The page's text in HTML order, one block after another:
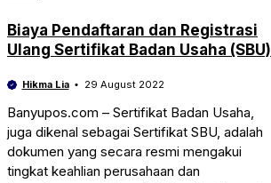
Biaya Pendaftaran dan Registrasi
Ulang Sertifikat Badan Usaha (SBU)
Hikma Lia 29 August 2022
Banyupos.com – Sertifikat Badan Usaha,
juga dikenal sebagai Sertifikat SBU, adalah
dokumen yang secara resmi mengakui
tingkat keahlian perusahaan dan